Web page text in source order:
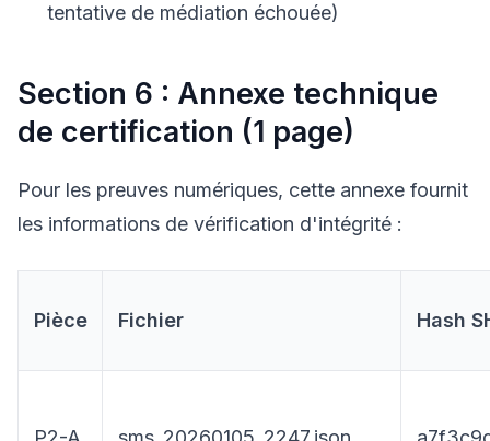
tentative de médiation échouée)
Section 6 : Annexe technique
de certification (1 page)
Pour les preuves numériques, cette annexe fournit
les informations de vérification d'intégrité :
Pièce Fichier Hash